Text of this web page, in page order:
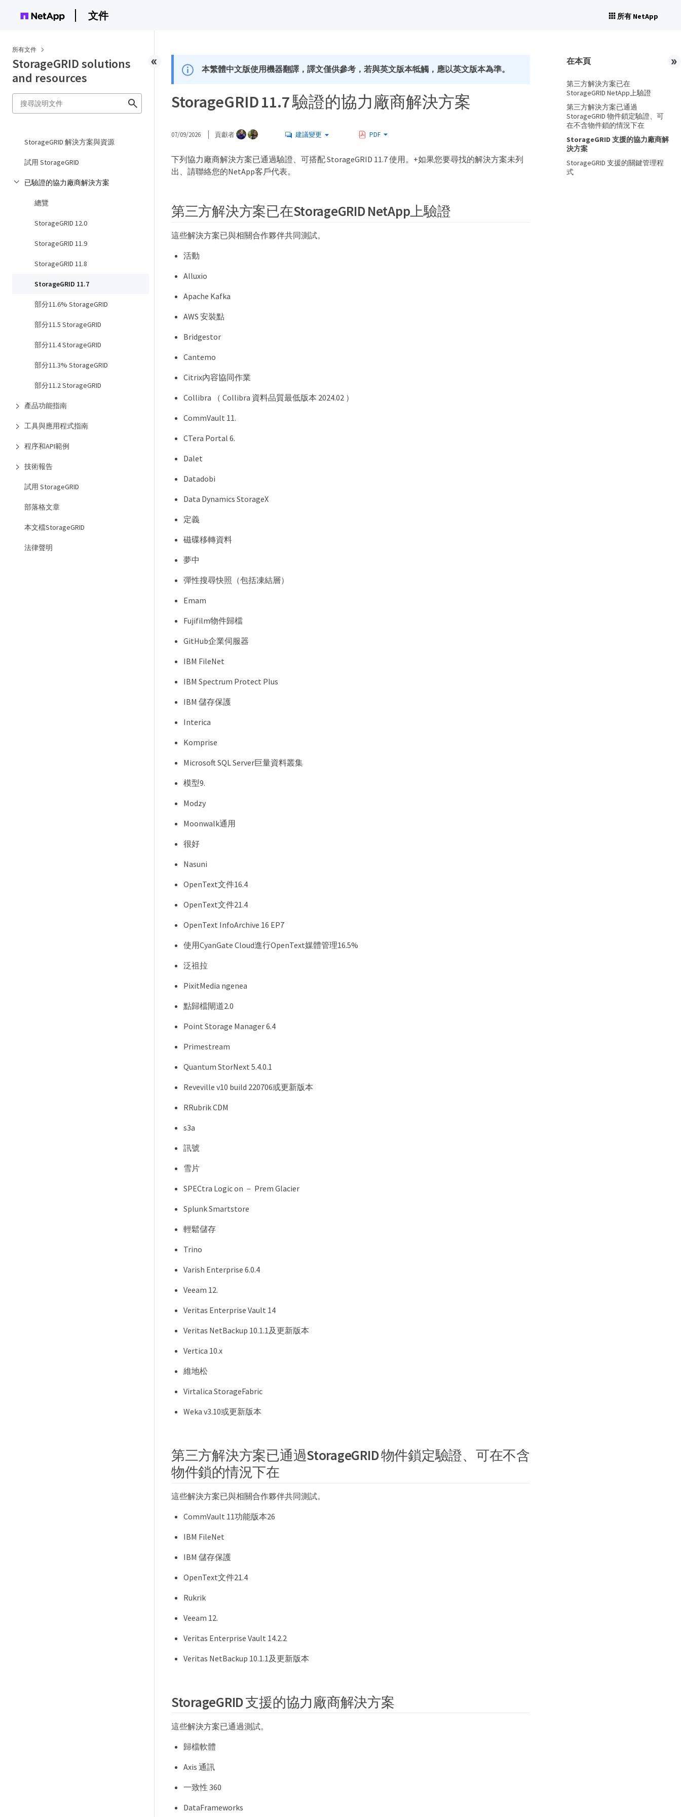
文件 所有 NetApp
所有文件
StorageGRID solutions
and resources
StorageGRID 解決方案與資源
試用 StorageGRID
已驗證的協力廠商解決方案
總覽
StorageGRID 12.0
StorageGRID 11.9
StorageGRID 11.8
StorageGRID 11.7
部分11.6% StorageGRID
部分11.5 StorageGRID
部分11.4 StorageGRID
部分11.3% StorageGRID
部分11.2 StorageGRID
產品功能指南
工具與應用程式指南
程序和API範例
技術報告
試用 StorageGRID
部落格文章
本文檔StorageGRID
法律聲明
本繁體中文版使用機器翻譯，譯文僅供參考，若與英文版本牴觸，應以英文版本為準。
StorageGRID 11.7 驗證的協力廠商解決方案
07/09/2026 貢獻者 建議變更 PDF
下列協力廠商解決方案已通過驗證、可搭配 StorageGRID 11.7 使用。+如果您要尋找的解決方案未列
出、請聯絡您的NetApp客戶代表。
第三方解決方案已在StorageGRID NetApp上驗證
這些解決方案已與相關合作夥伴共同測試。
活動
Alluxio
Apache Kafka
AWS 安裝點
Bridgestor
Cantemo
Citrix內容協同作業
Collibra （ Collibra 資料品質最低版本 2024.02 ）
CommVault 11.
CTera Portal 6.
Dalet
Datadobi
Data Dynamics StorageX
定義
磁碟移轉資料
夢中
彈性搜尋快照（包括凍結層）
Emam
Fujifilm物件歸檔
GitHub企業伺服器
IBM FileNet
IBM Spectrum Protect Plus
IBM 儲存保護
Interica
Komprise
Microsoft SQL Server巨量資料叢集
模型9.
Modzy
Moonwalk通用
很好
Nasuni
OpenText文件16.4
OpenText文件21.4
OpenText InfoArchive 16 EP7
使用CyanGate Cloud進行OpenText媒體管理16.5%
泛祖拉
PixitMedia ngenea
點歸檔閘道2.0
Point Storage Manager 6.4
Primestream
Quantum StorNext 5.4.0.1
Reveville v10 build 220706或更新版本
RRubrik CDM
s3a
訊號
雪片
SPECtra Logic on － Prem Glacier
Splunk Smartstore
輕鬆儲存
Trino
Varish Enterprise 6.0.4
Veeam 12.
Veritas Enterprise Vault 14
Veritas NetBackup 10.1.1及更新版本
Vertica 10.x
維地松
Virtalica StorageFabric
Weka v3.10或更新版本
第三方解決方案已通過StorageGRID 物件鎖定驗證、可在不含
物件鎖的情況下在
這些解決方案已與相關合作夥伴共同測試。
CommVault 11功能版本26
IBM FileNet
IBM 儲存保護
OpenText文件21.4
Rukrik
Veeam 12.
Veritas Enterprise Vault 14.2.2
Veritas NetBackup 10.1.1及更新版本
StorageGRID 支援的協力廠商解決方案
這些解決方案已通過測試。
歸檔軟體
Axis 通訊
一致性 360
DataFrameworks
在本頁
第三方解決方案已在
StorageGRID NetApp上驗證
第三方解決方案已通過
StorageGRID 物件鎖定驗證、可
在不含物件鎖的情況下在
StorageGRID 支援的協力廠商解
決方案
StorageGRID 支援的關鍵管理程
式